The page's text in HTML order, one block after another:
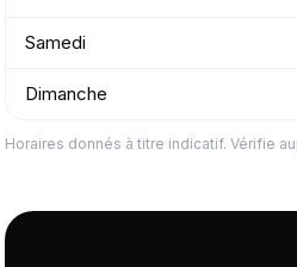
Samedi
Dimanche
Horaires donnés à titre indicatif. Vérifie